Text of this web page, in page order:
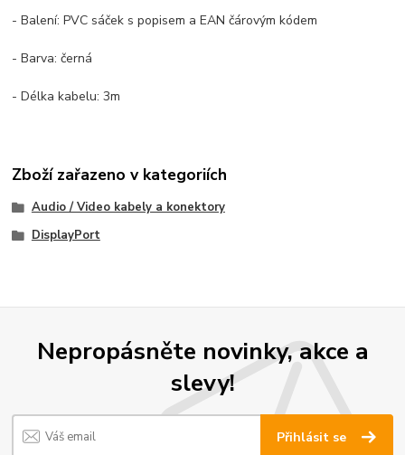
- Balení: PVC sáček s popisem a EAN čárovým kódem
- Barva: černá
- Délka kabelu: 3m
Zboží zařazeno v kategoriích
Audio / Video kabely a konektory
DisplayPort
Nepropásněte novinky, akce a
slevy!
Přihlásit se